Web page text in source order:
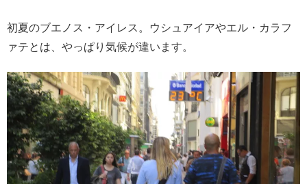
初夏のブエノス・アイレス。ウシュアイアやエル・カラフ
ァテとは、やっぱり気候が違います。